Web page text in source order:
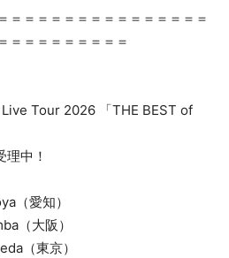
＝＝＝＝＝＝＝＝＝＝＝＝＝＝＝
＝＝＝＝＝＝＝＝＝
Tour 2026 「THE BEST of
中！
（愛知）
（大阪）
（東京）